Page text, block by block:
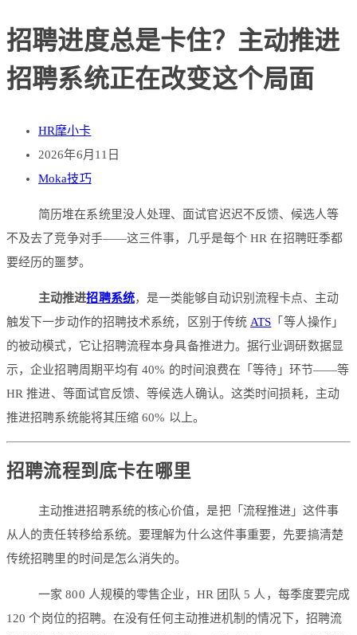
招聘进度总是卡住？主动推进
招聘系统正在改变这个局面
HR摩小卡
2026年6月11日
Moka技巧
简历堆在系统里没人处理、面试官迟迟不反馈、候选人等
不及去了竞争对手——这三件事，几乎是每个 HR 在招聘旺季都
要经历的噩梦。
主动推进招聘系统，是一类能够自动识别流程卡点、主动
触发下一步动作的招聘技术系统，区别于传统 ATS 「等人操作」
的被动模式，它让招聘流程本身具备推进力。据行业调研数据显
示，企业招聘周期平均有 40% 的时间浪费在「等待」环节——等
HR 推进、等面试官反馈、等候选人确认。这类时间损耗，主动
推进招聘系统能将其压缩 60% 以上。
招聘流程到底卡在哪里
主动推进招聘系统的核心价值，是把「流程推进」这件事
从人的责任转移给系统。要理解为什么这件事重要，先要搞清楚
传统招聘里的时间是怎么消失的。
一家 800 人规模的零售企业，HR 团队 5 人，每季度要完成
120 个岗位的招聘。在没有任何主动推进机制的情况下，招聘流